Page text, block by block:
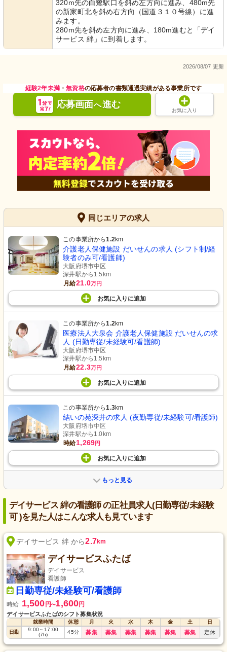
320m先の白鷺駅口を斜め左方向に進み、480m先
の新家町北を斜め右方向（国道３１０号線）に進
みます。
280m先を斜め左方向に進み、180m進むと「デイ
サービス 絆」に到着します。
2026/08/07 更新
経験2年未満・無資格の応募者の書類通過実績がある事業所です
応募画面へ進む
お気に入り
同じエリアの求人
この事業所から1.2km
介護老人保健施設 だいせんの求人 (シフト制/経
験者のみ可/看護師)
大阪府堺市中区
深井駅から1.5km
月給21.0万円
お気に入り に追加
この事業所から1.2km
医療法人大泉会 介護老人保健施設 だいせんの求
人 (日勤専従/未経験可/看護師)
大阪府堺市中区
深井駅から1.5km
月給22.3万円
お気に入り に追加
この事業所から1.3km
結いの苑深井の求人 (夜勤専従/未経験可/看護師)
大阪府堺市中区
深井駅から1.0km
時給1,269円
お気に入り に追加
もっと見る
デイサービス 絆の看護師 の正社員求人(日勤専従/未経験
可 )を見た人はこんな求人も見ています
デイサービス 絆 から2.7km
デイサービスふたば
デイサービス
看護師
日勤専従/未経験可/看護師
時給 1,500 円〜1,600円
デイサービスふたばのシフト募集状況
就業時間 休憩 月 火 水 木 金 土
日
日勤
9:00～17:00
(7h)
45分 募集 募集 募集 募集 募集 募集 定休